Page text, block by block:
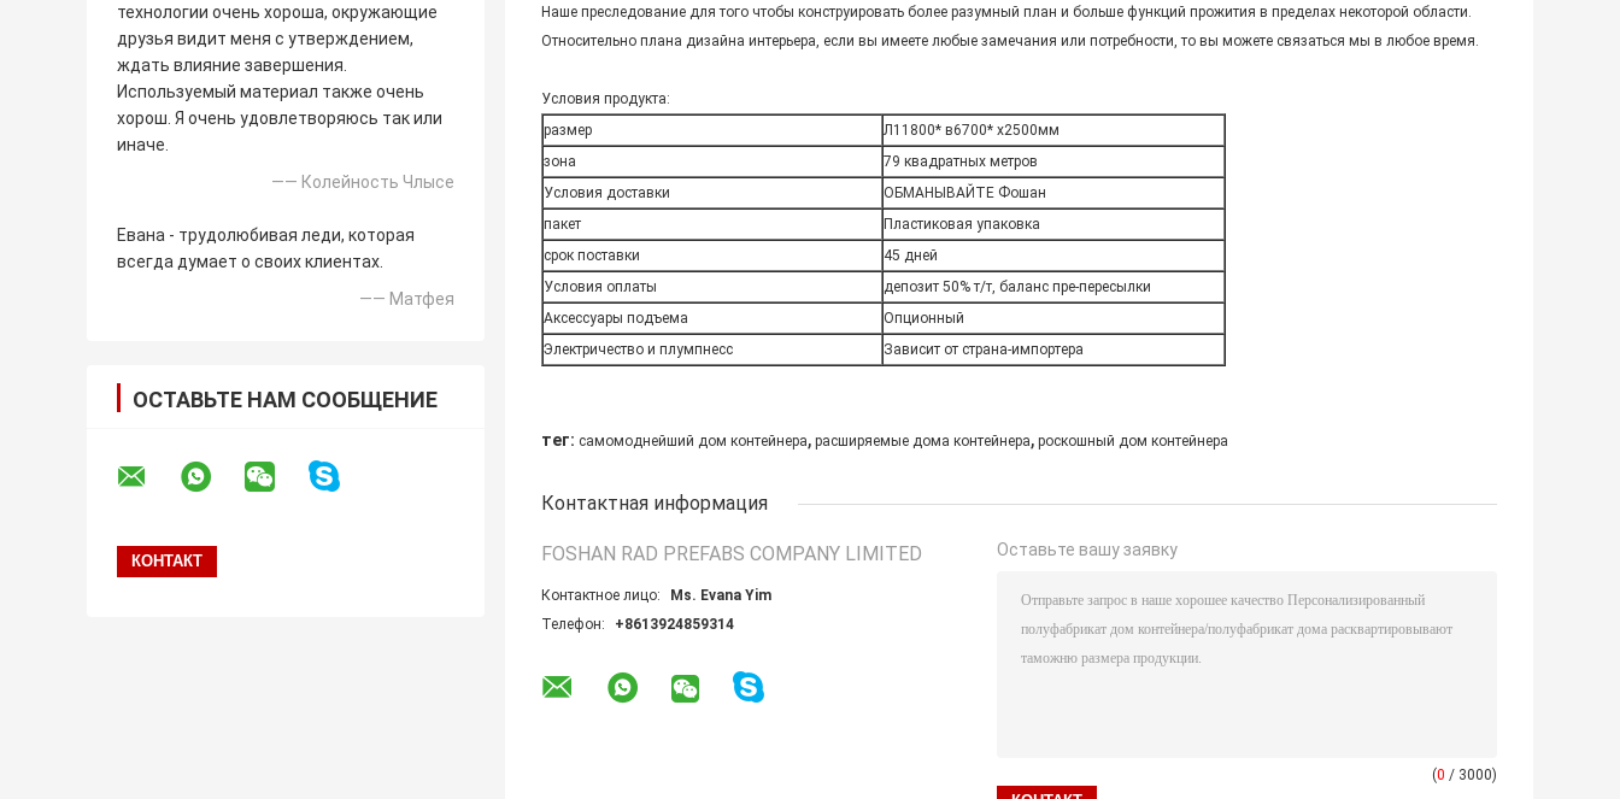
технологии очень хороша, окружающие
друзья видит меня с утверждением,
ждать влияние завершения.
Используемый материал также очень
хорош. Я очень удовлетворяюсь так или
иначе.
—— Колейность Члысе
Евана - трудолюбивая леди, которая
всегда думает о своих клиентах.
—— Матфея
ОСТАВЬТЕ НАМ СООБЩЕНИЕ
Наше преследование для того чтобы конструировать более разумный план и больше функций прожития в пределах некоторой области.
Относительно плана дизайна интерьера, если вы имеете любые замечания или потребности, то вы можете связаться мы в любое время.
Условия продукта:
размер
Л11800* в6700* х2500мм
зона
79 квадратных метров
Условия доставки
ОБМАНЫВАЙТЕ Фошан
пакет
Пластиковая упаковка
срок поставки
45 дней
Условия оплаты
депозит 50% т/т, баланс пре-пересылки
Аксессуары подъема
Опционный
Электричество и плумпнесс
Зависит от страна-импортера
тег: самомоднейший дом контейнера, расширяемые дома контейнера, роскошный дом контейнера
Контактная информация
FOSHAN RAD PREFABS COMPANY LIMITED
Контактное лицо:
Ms. Evana Yim
Телефон:
+8613924859314
Оставьте вашу заявку
(0 / 3000)